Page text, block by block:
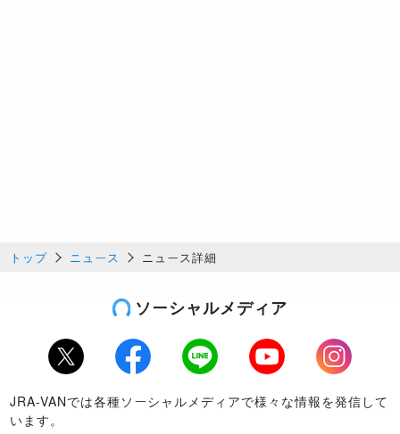
トップ ニュース ニュース詳細
ソーシャルメディア
Twitter Facebook LINE Youtube
Instagram
JRA-VANでは各種ソーシャルメディアで様々な情報を発信して
います。